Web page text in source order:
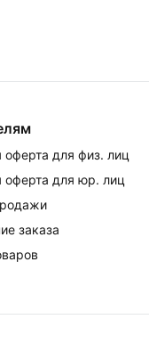
оферта для физ. лиц
оферта для юр. лиц
заказа